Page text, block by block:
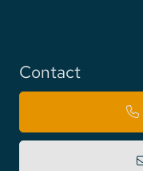
Contact